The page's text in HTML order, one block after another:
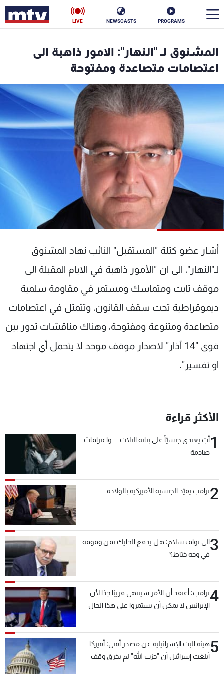
PROGRAMS
NEWSCASTS
LIVE
المشنوق لـ "النهار": الامور ذاهبة الى
اعتصامات متصاعدة ومفتوحة
أشار عضو كتلة "المستقبل" النائب نهاد المشنوق
لـ"النهار"، الى ان "الأمور ذاهبة في الايام المقبلة الى
موقف ثابت ومتماسك ومستمر في مقاومة سلمية
ديموقراطية تحت سقف القانون، وتتمثل في اعتصامات
متصاعدة ومتنوعة ومفتوحة، وهناك مناقشات تدور بين
قوى "14 آذار" لاصدار موقف موحد لا يتحمل أي اجتهاد
او تفسير".
الأكثر قراءة
1أبٌ يعتدي جنسيّاً على بناته الثلاث… واعترافاتٌ
صادمة
2ترامب يقيّد الجنسية الأميركية بالولادة
3الى نواف سلام: هل يدفع الحايك ثمن وقوفه
في وجه خيّاط؟
4ترامب: أعتقد أن الأمر سينتهي قريبًا جدًا لأن
الإيرانيين لا يمكن أن يستمروا على هذا الحال
5هيئة البث الإسرائيلية عن مصدر أمني: أميركا
أبلغت إسرائيل أن "حزب الله" لم يخرق وقف
الأخبار
ناس
إقتصاد فن
منوعات رياضة
كأس العالم
جدول البرامج
الترددات
الإنـتـاج
لاعلاناتكم
تواصل معنا
شروط الإسـتخدام
سياسة الخصوصية